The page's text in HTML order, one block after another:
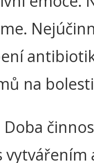
na
Doba
vytvářením